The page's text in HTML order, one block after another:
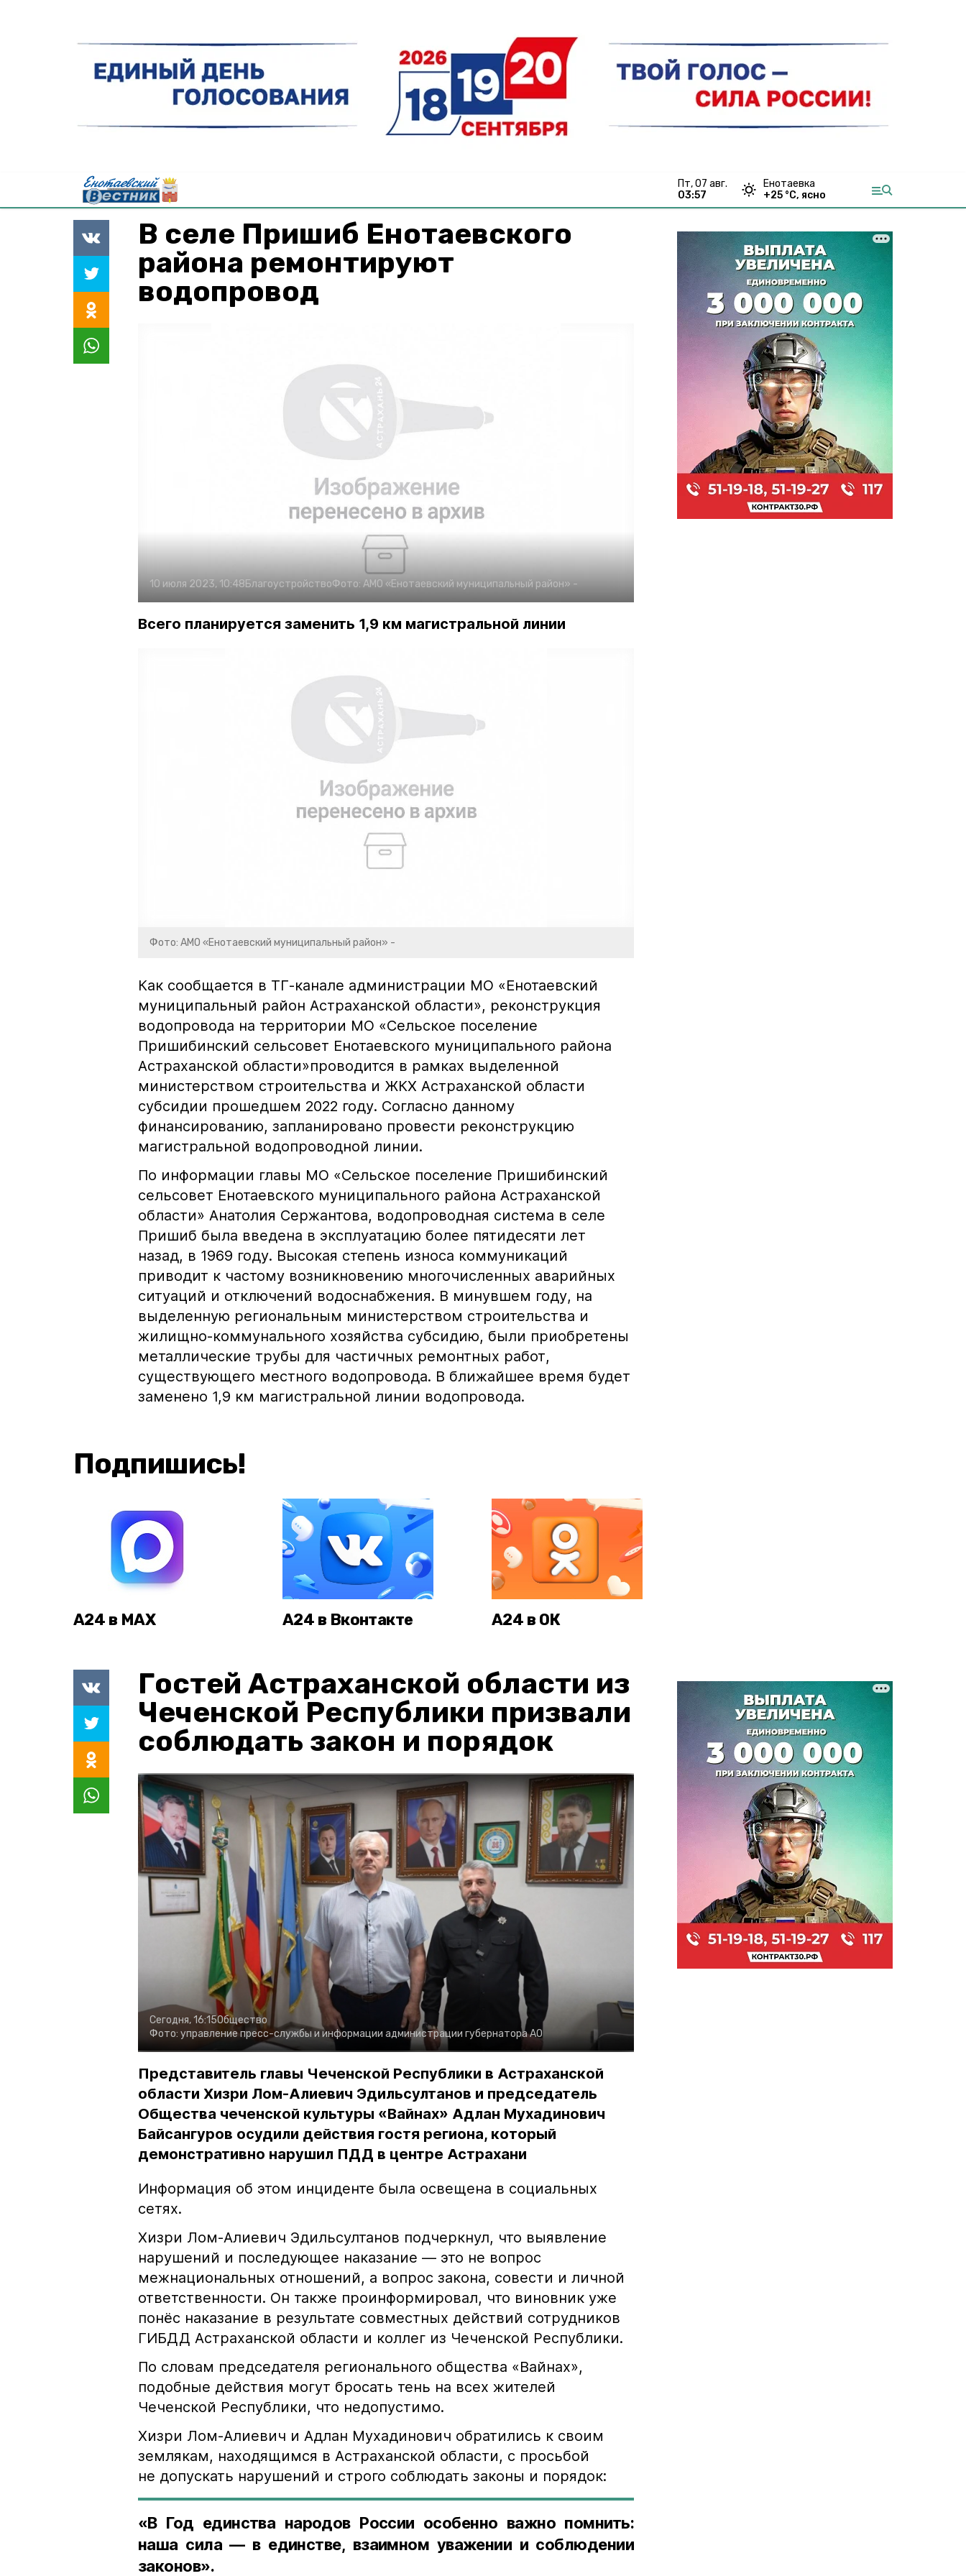
пт, 07 авг.
03:57
Енотаевка
+25 °С, ясно
В селе Пришиб Енотаевского
района ремонтируют
водопровод
10 июля 2023, 10:48БлагоустройствоФото: АМО «Енотаевский муниципальный район» -
Всего планируется заменить 1,9 км магистральной линии
Фото: АМО «Енотаевский муниципальный район» -
Как сообщается в ТГ-канале администрации МО «Енотаевский
муниципальный район Астраханской области», реконструкция
водопровода на территории МО «Сельское поселение
Пришибинский сельсовет Енотаевского муниципального района
Астраханской области»проводится в рамках выделенной
министерством строительства и ЖКХ Астраханской области
субсидии прошедшем 2022 году. Согласно данному
финансированию, запланировано провести реконструкцию
магистральной водопроводной линии.
По информации главы МО «Сельское поселение Пришибинский
сельсовет Енотаевского муниципального района Астраханской
области» Анатолия Сержантова, водопроводная система в селе
Пришиб была введена в эксплуатацию более пятидесяти лет
назад, в 1969 году. Высокая степень износа коммуникаций
приводит к частому возникновению многочисленных аварийных
ситуаций и отключений водоснабжения. В минувшем году, на
выделенную региональным министерством строительства и
жилищно-коммунального хозяйства субсидию, были приобретены
металлические трубы для частичных ремонтных работ,
существующего местного водопровода. В ближайшее время будет
заменено 1,9 км магистральной линии водопровода.
Подпишись!
А24 в MAX А24 в Вконтакте А24 в ОК
Гостей Астраханской области из
Чеченской Республики призвали
соблюдать закон и порядок
Сегодня, 16:15Общество
Фото: управление пресс-службы и информации администрации губернатора АО
Представитель главы Чеченской Республики в Астраханской
области Хизри Лом-Алиевич Эдильсултанов и председатель
Общества чеченской культуры «Вайнах» Адлан Мухадинович
Байсангуров осудили действия гостя региона, который
демонстративно нарушил ПДД в центре Астрахани
Информация об этом инциденте была освещена в социальных
сетях.
Хизри Лом-Алиевич Эдильсултанов подчеркнул, что выявление
нарушений и последующее наказание — это не вопрос
межнациональных отношений, а вопрос закона, совести и личной
ответственности. Он также проинформировал, что виновник уже
понёс наказание в результате совместных действий сотрудников
ГИБДД Астраханской области и коллег из Чеченской Республики.
По словам председателя регионального общества «Вайнах»,
подобные действия могут бросать тень на всех жителей
Чеченской Республики, что недопустимо.
Хизри Лом-Алиевич и Адлан Мухадинович обратились к своим
землякам, находящимся в Астраханской области, с просьбой
не допускать нарушений и строго соблюдать законы и порядок:
«В Год единства народов России особенно важно помнить:
наша сила — в единстве, взаимном уважении и соблюдении
законов».